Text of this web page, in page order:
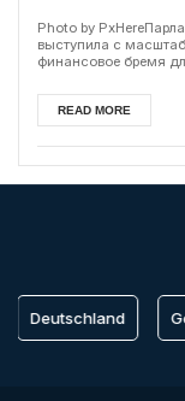
Photo by
выступила с
финансовое бремя
READ MORE
Deutschland